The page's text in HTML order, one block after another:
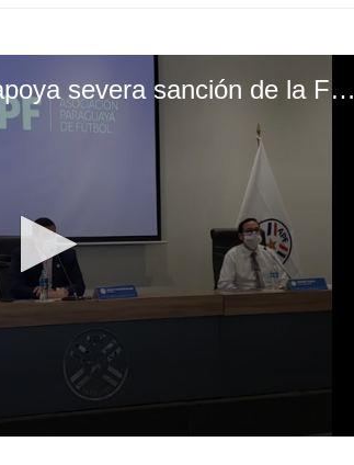
Asociación Paraguaya apoya severa sanción de la FIFA al presidente de Olimpia